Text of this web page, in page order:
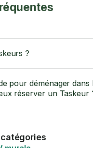
?
pour déménager dans
réserver un Taskeur